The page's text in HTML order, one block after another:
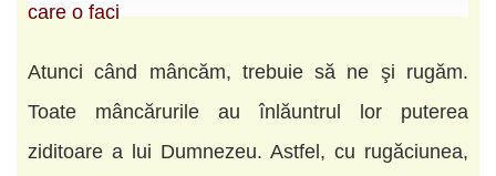
care o faci
Atunci când mâncăm, trebuie să ne şi rugăm.
Toate mâncărurile au înlăuntrul lor puterea
ziditoare a lui Dumnezeu. Astfel, cu rugăciunea,